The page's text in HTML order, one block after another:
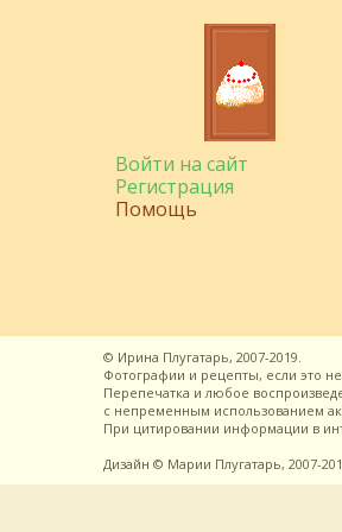
Войти на сайт
Регистрация
Помощь
© Ирина Плугатарь, 2007-2019.
Фотографии и рецепты, если это
Перепечатка и любое
с непременным использованием
При цитировании информации в
Дизайн © Марии Плугатарь, 2007-